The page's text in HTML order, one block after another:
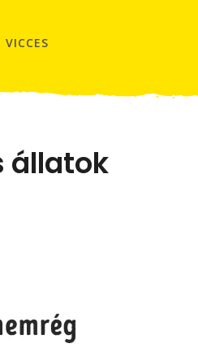
VICCES
állatok